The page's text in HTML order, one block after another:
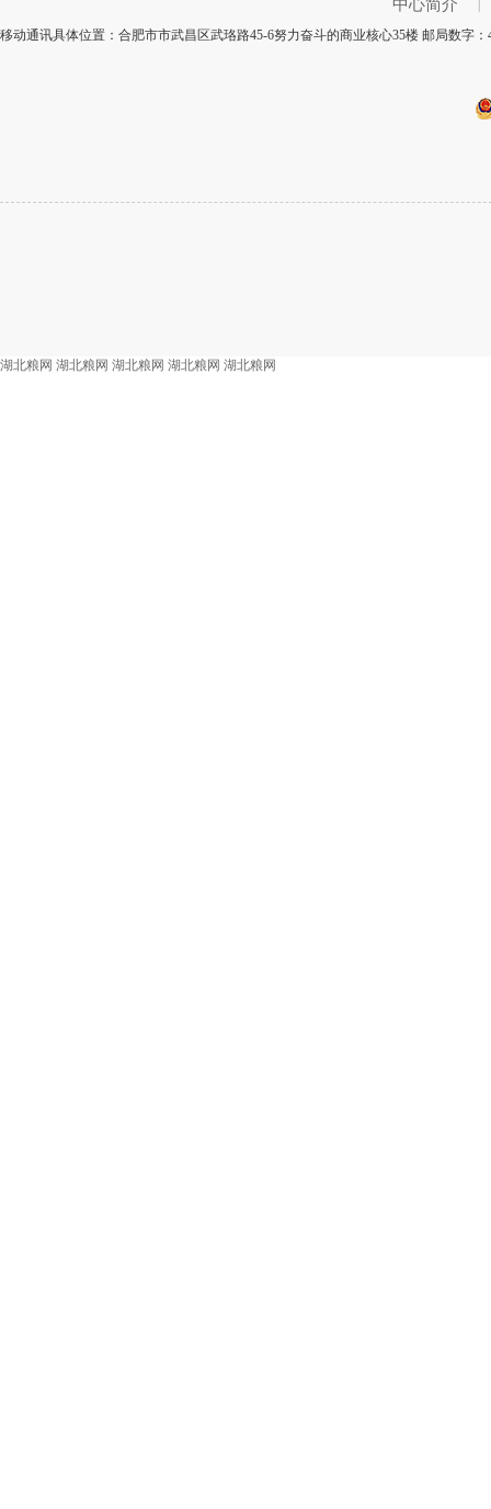
中心简介
移动通讯具体位置：合肥市市武昌区武珞路45-6努力奋斗的商业核心35楼 邮局数字
湖北粮网 湖北粮网 湖北粮网 湖北粮网 湖北粮网